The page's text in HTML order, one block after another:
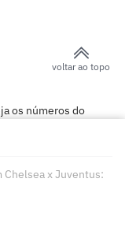
voltar ao topo
os números do
Chelsea x Juventus: